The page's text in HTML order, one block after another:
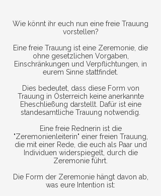
Wie könnt ihr euch nun eine freie Trauung
vorstellen?
Eine freie Trauung ist eine Zeremonie, die
ohne gesetzlichen Vorgaben,
Einschränkungen und Verpflichtungen, in
eurem Sinne stattfindet.
Dies bedeutet, dass diese Form von
Trauung in Österreich keine anerkannte
Eheschließung darstellt. Dafür ist eine
standesamtliche Trauung notwendig.
Eine freie Rednerin ist die
"Zeremonienleiterin" einer freien Trauung,
die mit einer Rede, die euch als Paar und
Individuen widerspiegelt, durch die
Zeremonie führt.
Die Form der Zeremonie hängt davon ab,
was eure Intention ist: